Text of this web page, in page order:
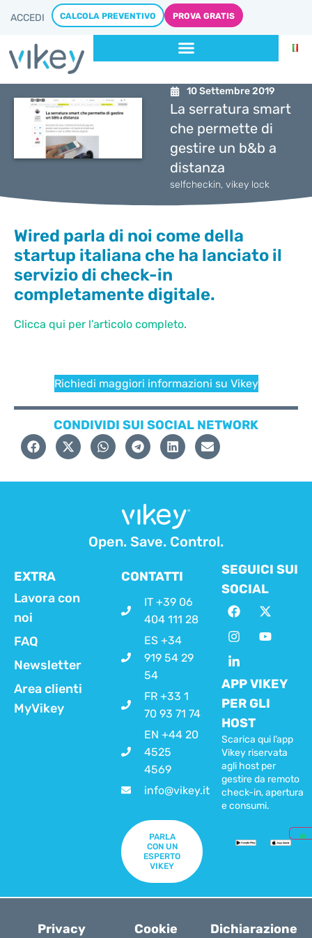
ACCEDI CALCOLA PREVENTIVO PROVA GRATIS
10 Settembre 2019
La serratura smart
che permette di
gestire un b&b a
distanza
selfcheckin, vikey lock
Wired parla di noi come della
startup italiana che ha lanciato il
servizio di check-in
completamente digitale.
Clicca qui per l’articolo completo.
Richiedi maggiori informazioni su Vikey
CONDIVIDI SUI SOCIAL NETWORK
Open. Save. Control.
EXTRA
Lavora con
noi
FAQ
Newsletter
Area clienti
MyVikey
CONTATTI
IT +39 06
404 111 28
ES +34
919 54 29
54
FR +33 1
70 93 71 74
EN +44 20
4525
4569
info@vikey.it
PARLA
CON UN
ESPERTO
VIKEY
SEGUICI SUI
SOCIAL
APP VIKEY
PER GLI
HOST
Scarica qui l’app
Vikey riservata
agli host per
gestire da remoto
check-in, apertura
e consumi.
Privacy Cookie Dichiarazione